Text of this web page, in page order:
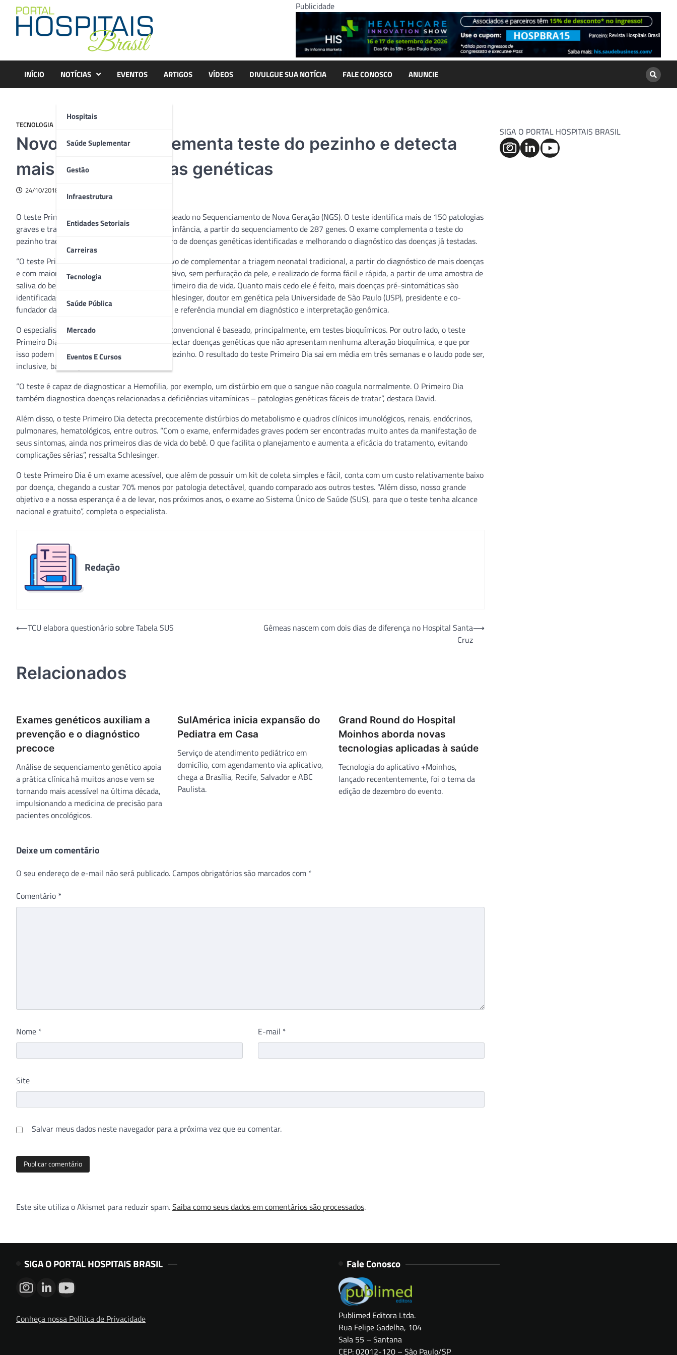
content
Publicidade
INÍCIO NOTÍCIAS
Hospitais
Saúde Suplementar
Gestão
Infraestrutura
Entidades Setoriais
Carreiras
Tecnologia
Saúde Pública
Mercado
Eventos E Cursos
EVENTOS ARTIGOS VÍDEOS DIVULGUE SUA NOTÍCIA FALE CONOSCO ANUNCIE
TECNOLOGIA
Novo exame complementa teste do pezinho e detecta
mais de 150 doenças genéticas
24/10/2018
O teste Primeiro Dia é um exame genético baseado no Sequenciamento de Nova Geração (NGS). O teste identifica mais de 150 patologias
graves e tratáveis, desenvolvidas na primeira infância, a partir do sequenciamento de 287 genes. O exame complementa o teste do
pezinho tradicional, ampliando muito o número de doenças genéticas identificadas e melhorando o diagnóstico das doenças já testadas.
“O teste Primeiro Dia foi lançado com o objetivo de complementar a triagem neonatal tradicional, a partir do diagnóstico de mais doenças
e com maior precisão. Ele é indolor e não invasivo, sem perfuração da pele, e realizado de forma fácil e rápida, a partir de uma amostra de
saliva do bebê que pode ser coletada no seu primeiro dia de vida. Quanto mais cedo ele é feito, mais doenças pré-sintomáticas são
identificadas”, esclarece o médico Dr. David Schlesinger, doutor em genética pela Universidade de São Paulo (USP), presidente e co-
fundador da Mendelics, empresa do segmento e referência mundial em diagnóstico e interpretação genômica.
O especialista explica que o teste do pezinho convencional é baseado, principalmente, em testes bioquímicos. Por outro lado, o teste
Primeiro Dia é um teste genético capaz de detectar doenças genéticas que não apresentam nenhuma alteração bioquímica, e que por
isso podem não ser detectadas pelo teste do pezinho. O resultado do teste Primeiro Dia sai em média em três semanas e o laudo pode ser,
inclusive, baixado pela internet.
“O teste é capaz de diagnosticar a Hemofilia, por exemplo, um distúrbio em que o sangue não coagula normalmente. O Primeiro Dia
também diagnostica doenças relacionadas a deficiências vitamínicas – patologias genéticas fáceis de tratar”, destaca David.
Além disso, o teste Primeiro Dia detecta precocemente distúrbios do metabolismo e quadros clínicos imunológicos, renais, endócrinos,
pulmonares, hematológicos, entre outros. “Com o exame, enfermidades graves podem ser encontradas muito antes da manifestação de
seus sintomas, ainda nos primeiros dias de vida do bebê. O que facilita o planejamento e aumenta a eficácia do tratamento, evitando
complicações sérias”, ressalta Schlesinger.
O teste Primeiro Dia é um exame acessível, que além de possuir um kit de coleta simples e fácil, conta com um custo relativamente baixo
por doença, chegando a custar 70% menos por patologia detectável, quando comparado aos outros testes. “Além disso, nosso grande
objetivo e a nossa esperança é a de levar, nos próximos anos, o exame ao Sistema Único de Saúde (SUS), para que o teste tenha alcance
nacional e gratuito”, completa o especialista.
Redação
Navegação
⟵TCU elabora questionário sobre Tabela SUS
Gêmeas nascem com dois dias de diferença no Hospital Santa
Cruz
⟶
Relacionados
Exames genéticos auxiliam a
prevenção e o diagnóstico
precoce
Análise de sequenciamento genético apoia
a prática clínica há muitos anos e vem se
tornando mais acessível na última década,
impulsionando a medicina de precisão para
pacientes oncológicos.
SulAmérica inicia expansão do
Pediatra em Casa
Serviço de atendimento pediátrico em
domicílio, com agendamento via aplicativo,
chega a Brasília, Recife, Salvador e ABC
Paulista.
Grand Round do Hospital
Moinhos aborda novas
tecnologias aplicadas à saúde
Tecnologia do aplicativo +Moinhos,
lançado recententemente, foi o tema da
edição de dezembro do evento.
Deixe um comentário
O seu endereço de e-mail não será publicado. Campos obrigatórios são marcados com *
Comentário *
Nome * E-mail *
Site
Salvar meus dados neste navegador para a próxima vez que eu comentar.
Este site utiliza o Akismet para reduzir spam.Saiba como seus dados em comentários são processados.
SIGA O PORTAL HOSPITAIS BRASIL
SIGA O PORTAL HOSPITAIS BRASIL
Conheça nossa Política de Privacidade
Fale Conosco
Publimed Editora Ltda.
Rua Felipe Gadelha, 104
Sala 55 – Santana
CEP: 02012-120 – São Paulo/SP